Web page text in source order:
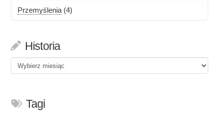
Przemyślenia (4)
Historia
Historia
Tagi